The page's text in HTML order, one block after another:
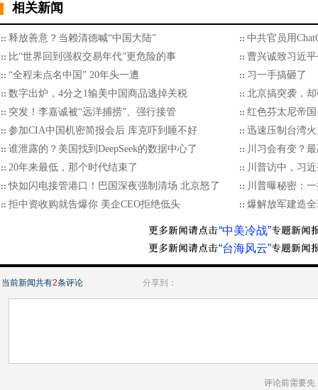
相关新闻
释放善意？当赖清德喊“中国大陆”
中共官员用
比“世界回到强权交易年代”更危险的事
曹兴诚致习近
“全程未点名中国” 20年头一遭
习一手搞砸了
数字出炉，4分之1输美中国商品逃掉关税
北京搞突袭，
突发！李嘉诚被“远洋捕捞”、强行接管
红色芬太尼帝国
参加CIA中国机密简报会后 库克吓到睡不好
迅速压制台湾
谁泄露的？美国找到DeepSeek的数据中心了
川习会有变？
20年来最低，那个时代结束了
川普访中，习
快如闪电接管港口！巴国深夜强制清场 北京怒了
川普曝秘密：
拒中资收购就告爆你 美企CEO拒绝低头
爆解放军建造
“中美冷战”
“台海风云”
当前新闻共有2条评论 分享到：
评论前需要先